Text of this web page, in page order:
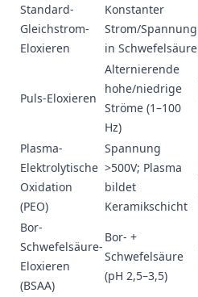
Standard-
Gleichstrom-
Eloxieren
Konstanter
Strom/Spannung
in Schwefelsäure
Puls-Eloxieren
Alternierende
hohe/niedrige
Ströme (1–100
Hz)
Plasma-
Elektrolytische
Oxidation
(PEO)
Spannung
>500V; Plasma
bildet
Keramikschicht
Bor-
Schwefelsäure-
Eloxieren
(BSAA)
Bor- +
Schwefelsäure
(pH 2,5–3,5)